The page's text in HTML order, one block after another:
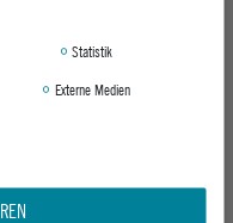
Statistik
Externe Medien